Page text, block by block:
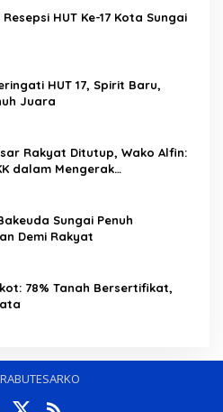
HUT Ke-17 Kota Sungai
HUT 17, Spirit Baru,
Juara
Rakyat Ditutup, Wako Alfin:
dalam Mengerak
Sungai Penuh
Demi Rakyat
78% Tanah Bersertifikat,